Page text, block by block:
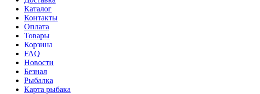
Каталог
Контакты
Оплата
Товары
Корзина
FAQ
Новости
Безнал
Рыбалка
Карта рыбака